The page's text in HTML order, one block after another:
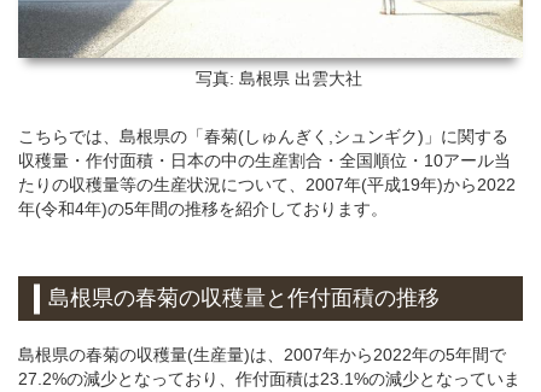
写真: 島根県 出雲大社
こちらでは、島根県の「春菊(しゅんぎく,シュンギク)」に関する
収穫量・作付面積・日本の中の生産割合・全国順位・10アール当
たりの収穫量等の生産状況について、2007年(平成19年)から2022
年(令和4年)の5年間の推移を紹介しております。
島根県の春菊の収穫量と作付面積の推移
島根県の春菊の収穫量(生産量)は、2007年から2022年の5年間で
27.2%の減少となっており、作付面積は23.1%の減少となっていま